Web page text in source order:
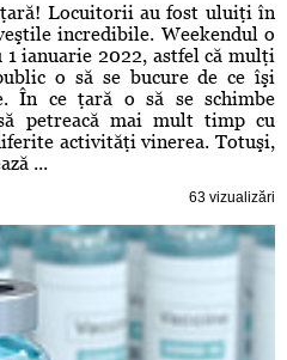
Locuitorii au fost uluiţi în
incredibile. Weekendul o
1 ianuarie 2022, astfel că mulţi
o să se bucure de ce îşi
În ce ţară o să se schimbe
petreacă mai mult timp cu
activităţi vinerea. Totuşi,
...
63 vizualizări